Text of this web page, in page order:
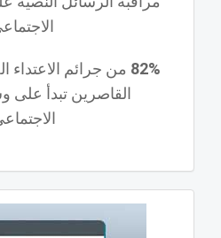
82% من جرائم
القاصرين تبدأ على